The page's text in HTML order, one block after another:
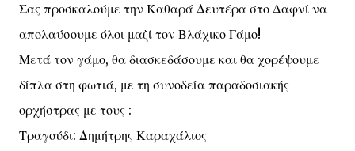
Σας προσκαλούμε την Καθαρά Δευτέρα στο Δαφνί να
απολαύσουμε όλοι μαζί τον Βλάχικο Γάμο!
Μετά τον γάμο, θα διασκεδάσουμε και θα χορέψουμε
δίπλα στη φωτιά, με τη συνοδεία παραδοσιακής
ορχήστρας με τους :
Τραγούδι: Δημήτρης Καραχάλιος